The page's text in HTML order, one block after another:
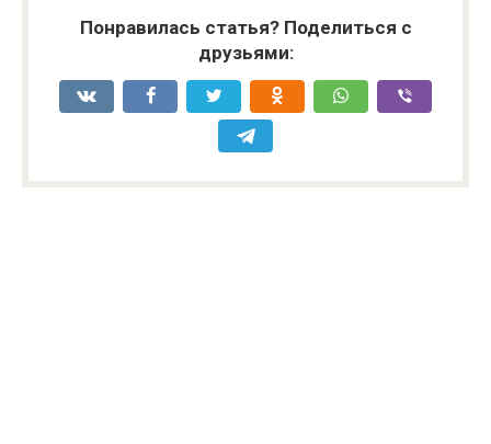
Понравилась статья? Поделиться с
друзьями: